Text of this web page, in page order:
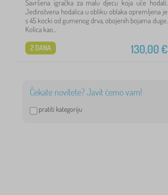
Savršena igračka za malu djecu koja uče hodati.
Jedinstvena hodalica u obliku oblaka opremljena je
s 45 kocki od gumenog drva, obojenih bojama duge.
Kolica kao...
130,00€
2 DANA
Čekate novitete? Javit ćemo vam!
pratiti kategoriju